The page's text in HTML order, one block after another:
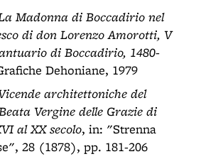
Madonna di Boccadirio nel
di don Lorenzo Amorotti, V
di Boccadirio, 1480-
Dehoniane, 1979
architettoniche del
Vergine delle Grazie di
al XX secolo, in: "Strenna
28 (1878), pp. 181-206